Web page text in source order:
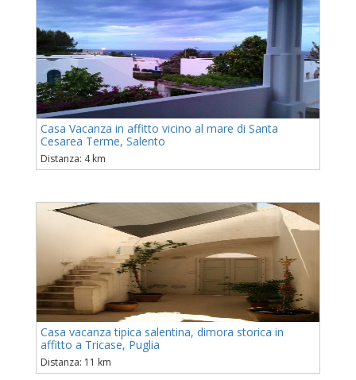
Casa Vacanza in affitto vicino al mare di Santa
Cesarea Terme, Salento
Distanza: 4 km
Casa vacanza tipica salentina, dimora storica in
affitto a Tricase, Puglia
Distanza: 11 km